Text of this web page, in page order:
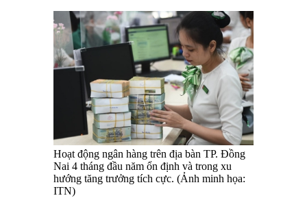
Hoạt động ngân hàng trên địa bàn TP. Đồng
Nai 4 tháng đầu năm ổn định và trong xu
hướng tăng trưởng tích cực. (Ảnh minh họa:
ITN)